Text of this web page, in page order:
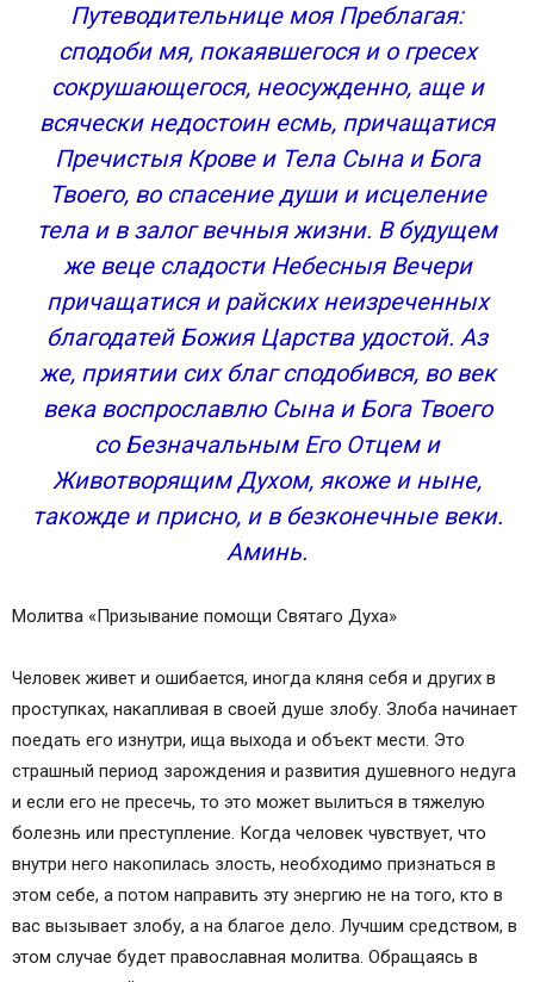
Путеводительнице моя Преблагая:
сподоби мя, покаявшегося и о гресех
сокрушающегося, неосужденно, аще и
всячески недостоин есмь, причащатися
Пречистыя Крове и Тела Сына и Бога
Твоего, во спасение души и исцеление
тела и в залог вечныя жизни. В будущем
же веце сладости Небесныя Вечери
причащатися и райских неизреченных
благодатей Божия Царства удостой. Аз
же, приятии сих благ сподобився, во век
века воспрославлю Сына и Бога Твоего
со Безначальным Его Отцем и
Животворящим Духом, якоже и ныне,
такожде и присно, и в безконечные веки.
Аминь.
Молитва «Призывание помощи Святаго Духа»
Человек живет и ошибается, иногда кляня себя и других в
проступках, накапливая в своей душе злобу. Злоба начинает
поедать его изнутри, ища выхода и объект мести. Это
страшный период зарождения и развития душевного недуга
и если его не пресечь, то это может вылиться в тяжелую
болезнь или преступление. Когда человек чувствует, что
внутри него накопилась злость, необходимо признаться в
этом себе, а потом направить эту энергию не на того, кто в
вас вызывает злобу, а на благое дело. Лучшим средством, в
этом случае будет православная молитва. Обращаясь в